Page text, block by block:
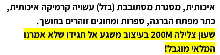
איכותית, מסגרת מסתובבת (בזל) עשויה קרמיקה איכותית,
כתר מפתח הברגה, ספרות ומחוגים זוהרים בחושך.
שעון צלילה 200M בעיצוב משגע אל תגידו שלא אמרנו
המלאי מוגבל!